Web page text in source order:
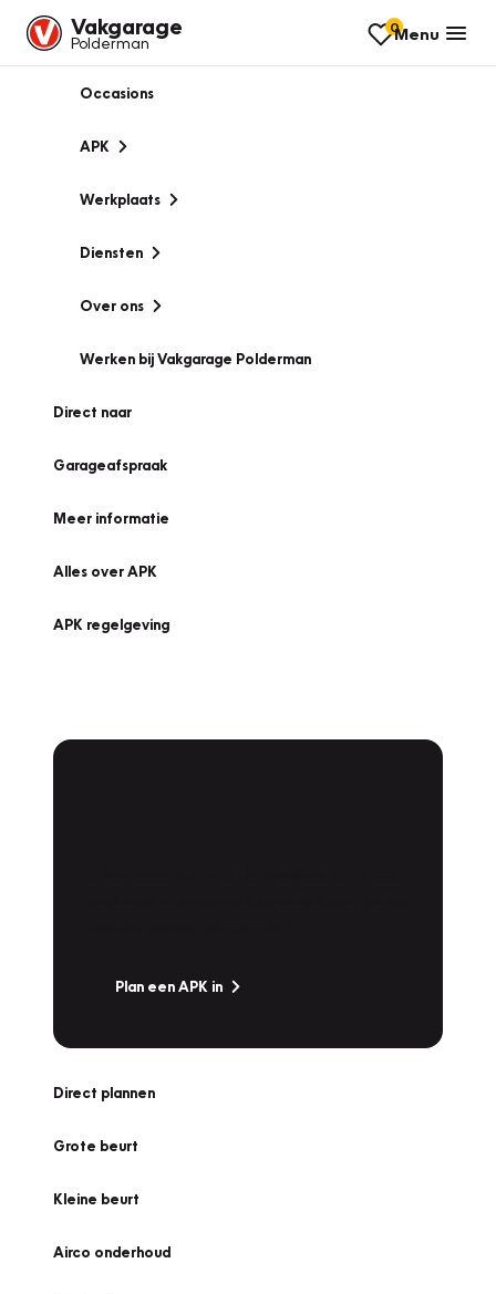
Vakgarage
Polderman
0Menu
Occasions
APK
Werkplaats
Diensten
Over ons
Werken bij Vakgarage Polderman
Direct naar
Garageafspraak
Meer informatie
Alles over APK
APK regelgeving
Plan een APK in
Direct plannen
Grote beurt
Kleine beurt
Airco onderhoud